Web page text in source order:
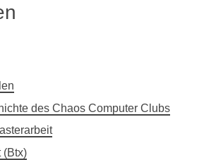
des Chaos Computer Clubs
(Btx)